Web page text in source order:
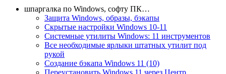
шпаргалка по Windows, софту ПК…
Защита Windows, образы, бэкапы
Скрытые настройки Windows 10-11
Системные утилиты Windows: 11 инструментов
Все необходимые ярлыки штатных утилит под
рукой
Создание бэкапа Windows 11 (10)